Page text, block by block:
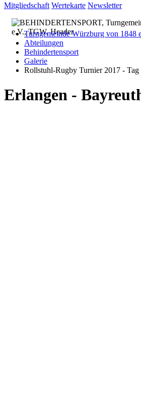
Mitgliedschaft Wertekarte Newsletter
Turngemeinde Würzburg von 1848
Abteilungen
Behindertensport
Galerie
Rollstuhl-Rugby Turnier 2017 - Tag
Erlangen -